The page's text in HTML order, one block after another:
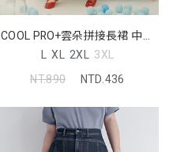
COOL PRO+雲朵拼接長裙 中大
尺碼裙子
L XL 2XL 3XL
NT.890
NTD.436